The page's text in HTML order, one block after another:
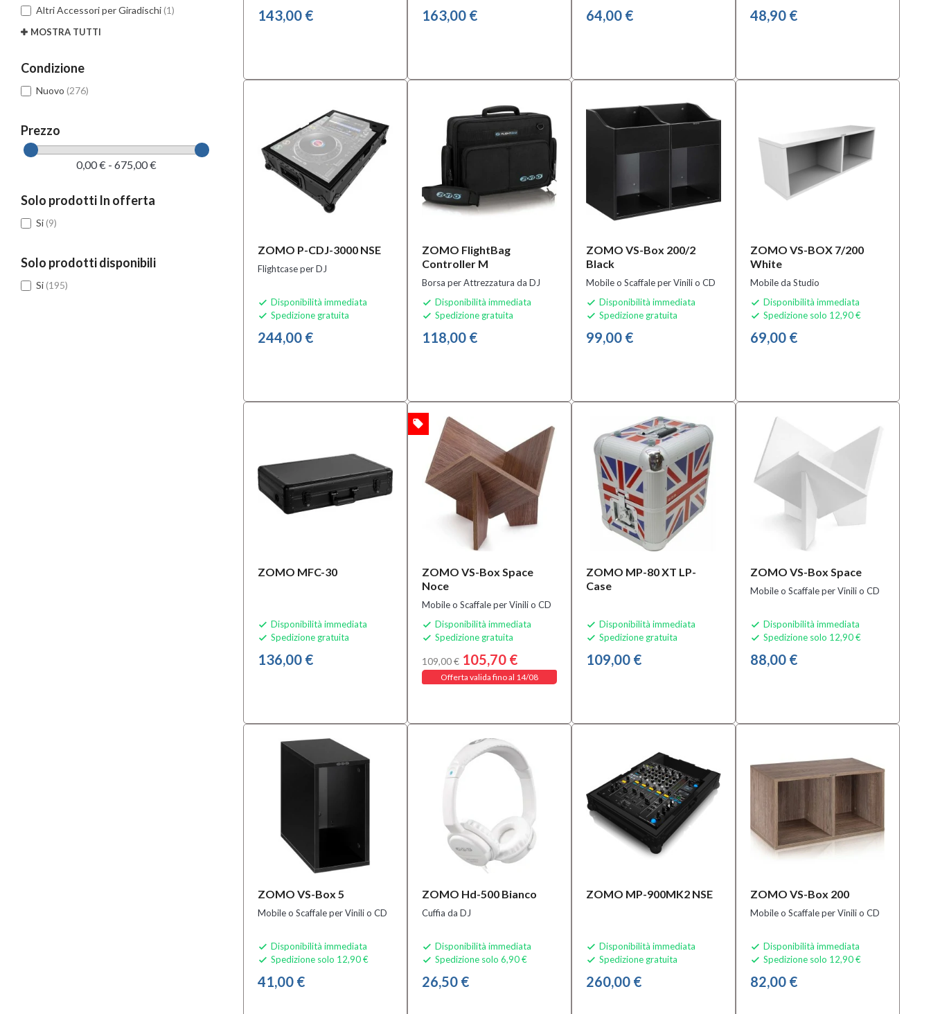
Altri Accessori per Giradischi(1)
MOSTRA TUTTI
Condizione
Nuovo (276)
Prezzo
0,00 € - 675,00 €
Solo prodotti In offerta
Si(9)
Solo prodotti disponibili
Si(195)
143,00 € 163,00 € 64,00 € 48,90 €
ZOMO P-CDJ-3000 NSE
Flightcase per DJ
 Disponibilità immediata
 Spedizione gratuita
244,00 €
ZOMO FlightBag
Controller M
Borsa per Attrezzatura da DJ
 Disponibilità immediata
 Spedizione gratuita
118,00 €
ZOMO VS-Box 200/2
Black
Mobile o Scaffale per Vinili o CD
 Disponibilità immediata
 Spedizione gratuita
99,00 €
ZOMO VS-BOX 7/200
White
Mobile da Studio
 Disponibilità immediata
 Spedizione solo 12,90 €
69,00 €
ZOMO MFC-30
 Disponibilità immediata
 Spedizione gratuita
136,00 €
ZOMO VS-Box Space
Noce
Mobile o Scaffale per Vinili o CD
 Disponibilità immediata
 Spedizione gratuita
109,00 € 105,70 €
Offerta valida fino al 14/08
local_offer
ZOMO MP-80 XT LP-
Case
 Disponibilità immediata
 Spedizione gratuita
109,00 €
ZOMO VS-Box Space
Mobile o Scaffale per Vinili o CD
 Disponibilità immediata
 Spedizione solo 12,90 €
88,00 €
ZOMO VS-Box 5
Mobile o Scaffale per Vinili o CD
 Disponibilità immediata
 Spedizione solo 12,90 €
41,00 €
ZOMO Hd-500 Bianco
Cuffia da DJ
 Disponibilità immediata
 Spedizione solo 6,90 €
26,50 €
ZOMO MP-900MK2 NSE
 Disponibilità immediata
 Spedizione gratuita
260,00 €
ZOMO VS-Box 200
Mobile o Scaffale per Vinili o CD
 Disponibilità immediata
 Spedizione solo 12,90 €
82,00 €